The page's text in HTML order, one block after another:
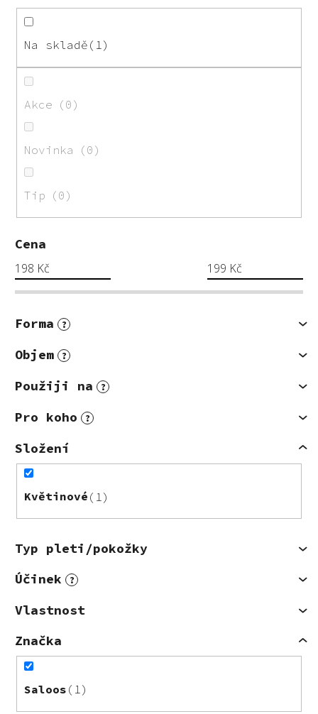
Na skladě 1
Akce 0
Novinka 0
Tip 0
Cena
198 Kč 199 Kč
Forma ?
Objem ?
Použiji na ?
Pro koho ?
Složení
Květinové 1
Typ pleti/pokožky
Účinek
?
Vlastnost
Značka
Saloos 1